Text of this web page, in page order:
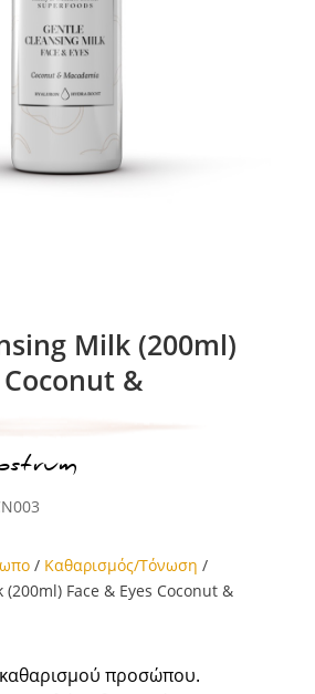
Milk (200ml)
Coconut &
/ Καθαρισμός/Τόνωση /
Face & Eyes Coconut &
προσώπου.